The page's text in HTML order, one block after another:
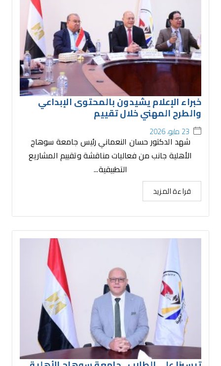
خبراء الإعلام يشيدون بالمحتوى الإبداعي
والطرح المهني خلال تقييم
23 مايو، 2026
شهد الدكتور حسان النعماني رئيس جامعة سوهاج
الأهلية جانب من فعاليات مناقشة وتقييم المشاريع
التطبيقية...
قراءة المزيد